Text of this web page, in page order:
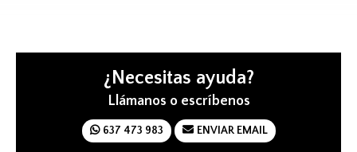
¿Necesitas ayuda?
Llámanos o escríbenos
637 473 983 ENVIAR EMAIL